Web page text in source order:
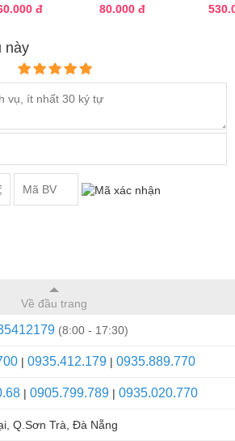
Quốc 50 gói
đ
hộp Nga, giá đại lý
80.000 đ
này
Về đầu trang
(8:00 - 17:30)
| 0935.412.179 | 0935.889.770
| 0905.799.789 | 0935.020.770
Q.Sơn Trà, Đà Nẵng